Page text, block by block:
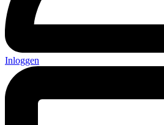
Inloggen